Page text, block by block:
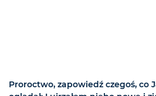
Proroctwo, zapowiedź czegoś, co